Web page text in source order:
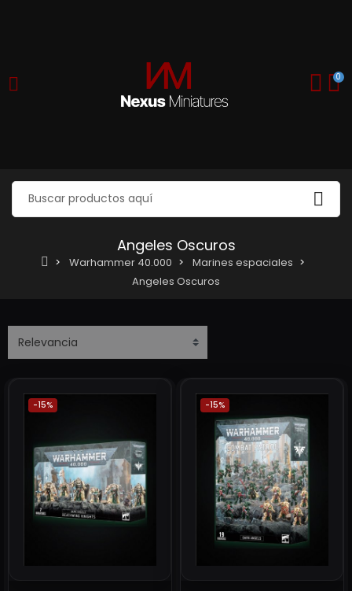
0
Angeles Oscuros
Warhammer 40.000
Marines espaciales
Angeles Oscuros
-15% -15%